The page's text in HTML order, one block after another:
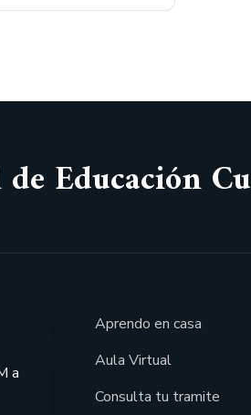
Educación
a
Aprendo en casa
Aula Virtual
Consulta tu tramite